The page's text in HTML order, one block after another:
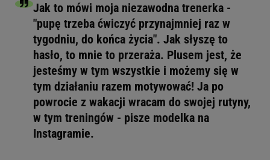
Jak to mówi moja niezawodna trenerka -
"pupę trzeba ćwiczyć przynajmniej raz w
tygodniu, do końca życia". Jak słyszę to
hasło, to mnie to przeraża. Plusem jest, że
jesteśmy w tym wszystkie i możemy się w
tym działaniu razem motywować! Ja po
powrocie z wakacji wracam do swojej rutyny,
w tym treningów - pisze modelka na
Instagramie.